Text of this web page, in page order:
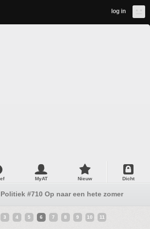
log in
MyAT Nieuw Dicht
#710 Op naar een hete zomer
3 4 5 6 7 8 9 10 11